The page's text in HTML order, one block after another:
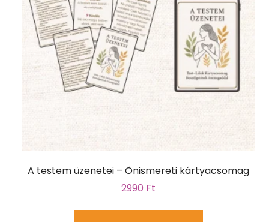
A testem üzenetei – Önismereti kártyacsomag
2990 Ft